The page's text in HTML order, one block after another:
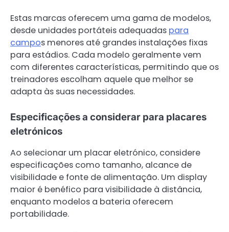
Estas marcas oferecem uma gama de modelos,
desde unidades portáteis adequadas para
campos menores até grandes instalações fixas
para estádios. Cada modelo geralmente vem
com diferentes características, permitindo que os
treinadores escolham aquele que melhor se
adapta às suas necessidades.
Especificações a considerar para placares
eletrónicos
Ao selecionar um placar eletrónico, considere
especificações como tamanho, alcance de
visibilidade e fonte de alimentação. Um display
maior é benéfico para visibilidade à distância,
enquanto modelos a bateria oferecem
portabilidade.